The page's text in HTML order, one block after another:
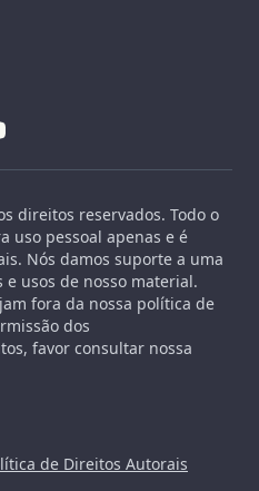
direitos reservados. Todo o
uso pessoal apenas e é
Nós damos suporte a uma
usos de nosso material.
fora da nossa política de
dos
favor consultar nossa
de Direitos Autorais